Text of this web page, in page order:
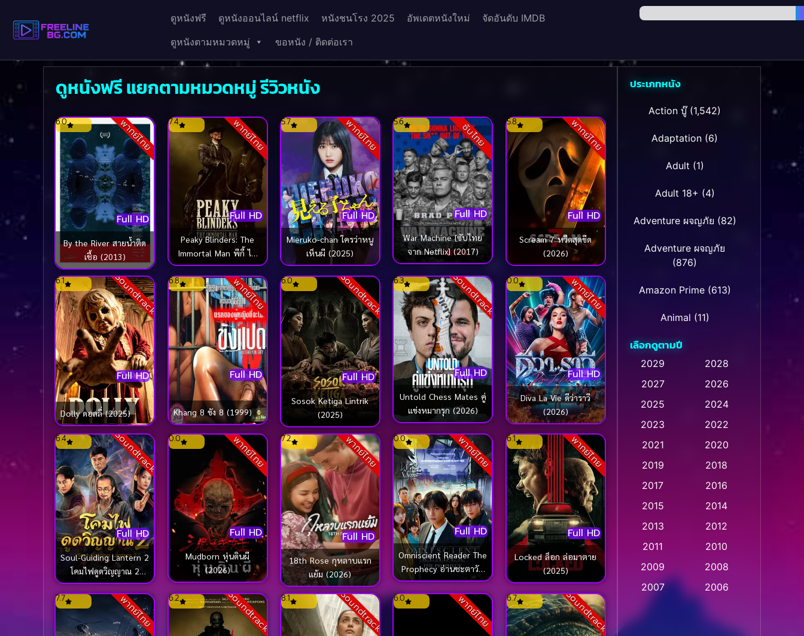
ดูหนังฟรี ดูหนังออนไลน์ netflix หนังชนโรง 2025 อัพเดตหนังใหม่
จัดอันดับ IMDB
ดูหนังตามหมวดหมู่
ขอหนัง / ติดต่อเรา
ดูหนังฟรี แยกตามหมวดหมู่ รีวิวหนัง
พากย์ไทย
Full HD
6.0
By the River สายน้ำติด
เชื้อ (2013)
พากย์ไทย
Full HD
7.4
Peaky Blinders: The
Immortal Man พีกี้ ไบ
ลน์เดอร์ส: ชายผู้เป็น
อมตะ (2026)
พากย์ไทย
Full HD
5.7
Mieruko-chan ใครว่าหนู
เห็นผี (2025)
ซับไทย
Full HD
5.6
War Machine [ซับไทย
จาก Netflix] (2017)
พากย์ไทย
Full HD
5.8
Scream 7 หวีดสุดขีด
(2026)
Soundtrack
Full HD
6.1
Dolly ดอลลี่ (2025)
พากย์ไทย
Full HD
6.8
Khang 8 ขัง 8 (1999)
Soundtrack
Full HD
6.0
Sosok Ketiga Lintrik
(2025)
Soundtrack
Full HD
6.3
Untold Chess Mates คู่
แข่งหมากรุก (2026)
พากย์ไทย
Full HD
0.0
Diva La Vie ดีว่าราวี
(2026)
Soundtrack
Full HD
6.4
Soul-Guiding Lantern 2
โคมไฟดูดวิญญาณ 2
(2026)
พากย์ไทย
Full HD
0.0
Mudborn หุ่นดินผี
(2026)
พากย์ไทย
Full HD
7.2
18th Rose กุหลาบแรก
แย้ม (2026)
พากย์ไทย
Full HD
0.0
Omniscient Reader The
Prophecy อ่านชะตาวัน
สิ้นโลก (2025)
พากย์ไทย
Full HD
6.1
Locked ล็อก ล่อมาตาย
(2025)
พากย์ไทย
7.7 Soundtrack
6.2 Soundtrack
8.1 พากย์ไทย
6.0 Soundtrack
6.7
ประเภทหนัง
Action บู๊(1,542)
Adaptation (6)
Adult (1)
Adult 18+ (4)
Adventure ผจญภัย (82)
Adventure ผจญภัย
(876)
Amazon Prime(613)
Animal (11)
Animation การ์ตูน
Animation อนิเมชั่น(1)
Animation แอนิเมชั่น(1)
Anthology (2)
Apple TV (20)
Apple TV+
Based on a True Story
สร้างจากเรื่องจริง(2)
เลือกดูตามปี
2029
2028
2027
2026
2025
2024
2023
2022
2021
2020
2019
2018
2017
2016
2015
2014
2013
2012
2011
2010
2009
2008
2007
2006
2005
2002